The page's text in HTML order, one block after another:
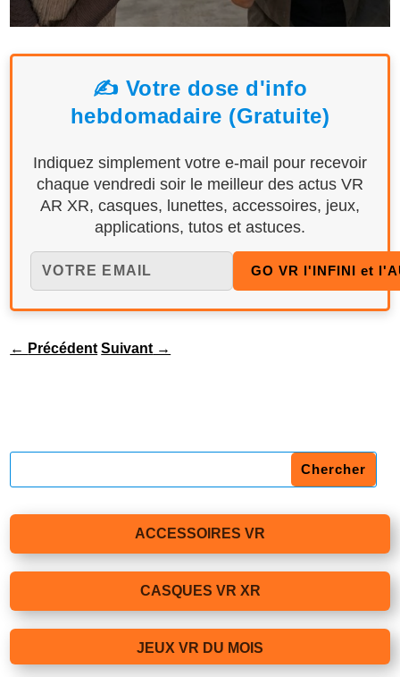
✍️ Votre dose d'info
hebdomadaire (Gratuite)
Indiquez simplement votre e-mail pour recevoir
chaque vendredi soir le meilleur des actus VR
AR XR, casques, lunettes, accessoires, jeux,
applications, tutos et astuces.
← Précédent Suivant →
ACCESSOIRES VR
CASQUES VR XR
JEUX VR DU MOIS